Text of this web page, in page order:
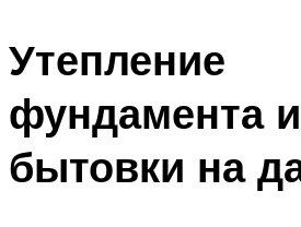
Утепление
фундамента
бытовки на